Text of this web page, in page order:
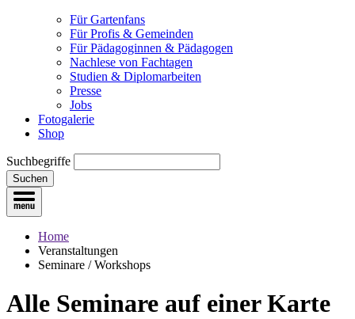
Für Gartenfans
Für Profis & Gemeinden
Für Pädagoginnen & Pädagogen
Nachlese von Fachtagen
Studien & Diplomarbeiten
Presse
Jobs
Fotogalerie
Shop
Suchbegriffe
Suchen
Home
Veranstaltungen
Seminare / Workshops
Alle Seminare auf einer Karte